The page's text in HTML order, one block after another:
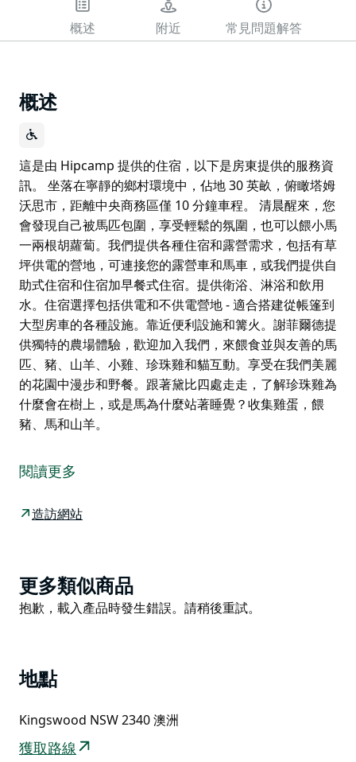
概述 附近 常見問題解答
概述
這是由 Hipcamp 提供的住宿，以下是房東提供的服務資
訊。 坐落在寧靜的鄉村環境中，佔地 30 英畝，俯瞰塔姆
沃思市，距離中央商務區僅 10 分鐘車程。 清晨醒來，您
會發現自己被馬匹包圍，享受輕鬆的氛圍，也可以餵小馬
一兩根胡蘿蔔。我們提供各種住宿和露營需求，包括有草
坪供電的營地，可連接您的露營車和馬車，或我們提供自
助式住宿和住宿加早餐式住宿。提供衛浴、淋浴和飲用
水。住宿選擇包括供電和不供電營地 - 適合搭建從帳篷到
大型房車的各種設施。靠近便利設施和篝火。謝菲爾德提
供獨特的農場體驗，歡迎加入我們，來餵食並與友善的馬
匹、豬、山羊、小雞、珍珠雞和貓互動。享受在我們美麗
的花園中漫步和野餐。跟著黛比四處走走，了解珍珠雞為
什麼會在樹上，或是馬為什麼站著睡覺？收集雞蛋，餵
豬、馬和山羊。
訊。
市，距離中央商務區僅 10 分鐘車程。
求，包括有草坪供電的營地，可連接您的露營車和馬車，
或我們提供自助式住宿和住宿加早餐式住宿。提供衛浴、
淋浴和飲用水。住宿選擇包括供電和不供電營地 - 適合搭
與友善的馬匹、豬、山羊、小雞、珍珠雞和貓互動。享受
在我們美麗的花園中漫步和野餐。跟著黛比四處走走，了
解珍珠雞為什麼會在樹上，或是馬為什麼站著睡覺？收集
雞蛋，餵豬、馬和山羊。
閱讀更多
造訪網站
Product
List
更多類似商品
Product
抱歉，載入產品時發生錯誤。請稍後重試。
地點
Kingswood NSW 2340 澳洲
獲取路線